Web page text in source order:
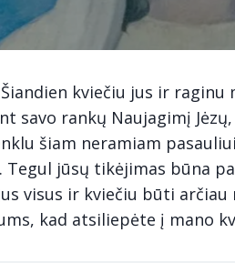
kviečiu jus ir raginu
savo rankų Naujagimį
šiam neramiam
Tegul jūsų tikėjimas būna
visus ir kviečiu būti arčiau
kad atsiliepėte į mano